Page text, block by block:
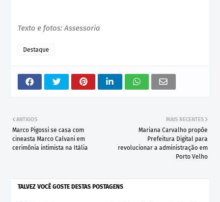
Texto e fotos: Assessoria
Destaque
MAIS RECENTES
Mariana Carvalho propõe
Prefeitura Digital para
revolucionar a administração em
Porto Velho
ANTIGOS
Marco Pigossi se casa com
cineasta Marco Calvani em
cerimônia intimista na Itália
TALVEZ VOCÊ GOSTE DESTAS POSTAGENS